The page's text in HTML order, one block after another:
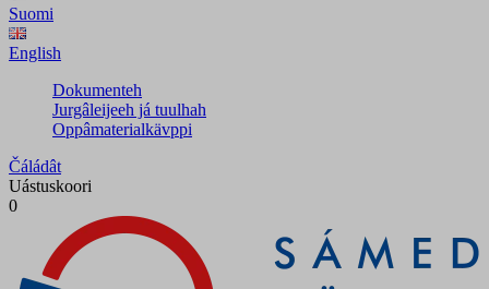
Suomi
English
Dokumenteh
Jurgâleijeeh já tuulhah
Oppâmaterialkävppi
Čáládât
Uástuskoori
0